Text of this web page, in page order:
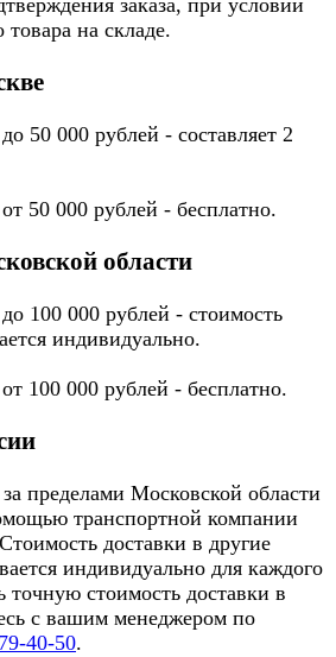
товара на складе.
50 000 рублей - составляет 2
50 000 рублей - бесплатно.
области
100 000 рублей - стоимость
индивидуально.
100 000 рублей - бесплатно.
пределами Московской области
транспортной компании
доставки в другие
индивидуально для каждого
точную стоимость доставки в
с вашим менеджером по
40-50.